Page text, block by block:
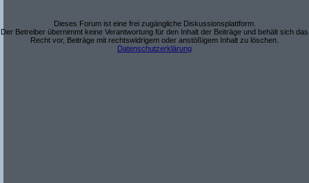
Dieses Forum ist eine frei zugängliche Diskussionsplattform.
Der Betreiber übernimmt keine Verantwortung für den Inhalt der Beiträge und behält sich das
Recht vor, Beiträge mit rechtswidrigem oder anstößigem Inhalt zu löschen.
Datenschutzerklärung